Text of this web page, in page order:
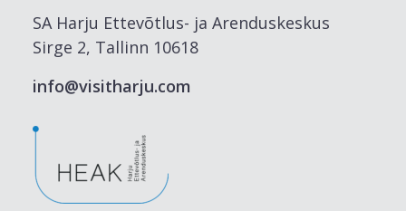
SA Harju Ettevõtlus- ja Arenduskeskus
Sirge 2, Tallinn 10618
info@visitharju.com